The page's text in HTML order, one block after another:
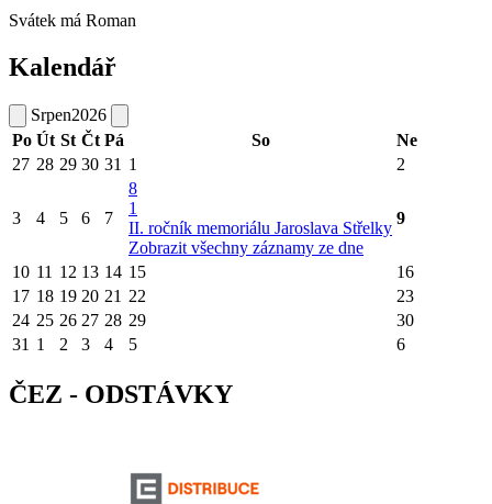
Svátek má Roman
Kalendář
Srpen2026
Po Út St Čt Pá So
Ne
27 28 29 30 31 1 2
3 4 5 6 7
8
1
II. ročník memoriálu Jaroslava Střelky
Zobrazit všechny záznamy ze dne
9
10 11 12 13 14 15
16
17 18 19 20 21 22
23
24 25 26 27 28 29
30
31 1 2 3 4 5 6
ČEZ - ODSTÁVKY